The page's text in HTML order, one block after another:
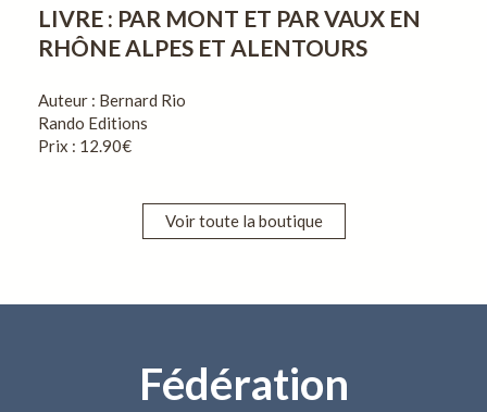
LIVRE : PAR MONT ET PAR VAUX EN
RHÔNE ALPES ET ALENTOURS
Auteur : Bernard Rio
Rando Editions
Prix : 12.90€
Voir toute la boutique
Fédération